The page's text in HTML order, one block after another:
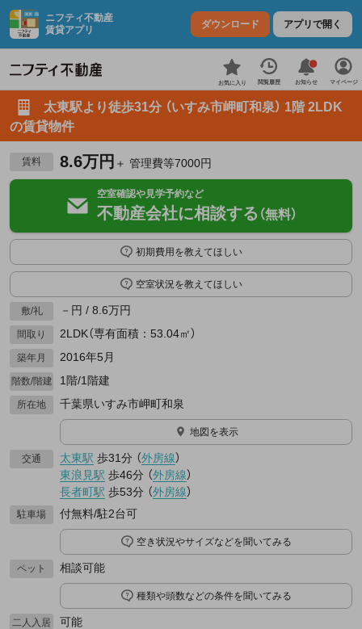
ニフティ不動産
賃貸アプリ
ダウンロード アプリで開く
お気に入り 閲覧履歴 お知らせ マイページ
太東駅より徒歩31分 （いすみ市岬町和泉） 1階 2LDK
の賃貸物件
賃料 8.6万円 ＋ 管理費等7000円
空室確認や見学予約など
不動産会社に相談する （無料）
初期費用を教えてほしい
空室状況を教えてほしい
敷/礼 －円 / 8.6万円
間取り 2LDK（専有面積：53.04㎡）
築年月 2016年5月
階数/階建 1階/1階建
所在地 千葉県いすみ市岬町和泉
地図を表示
交通 太東駅 歩31分 （外房線）
東浪見駅 歩46分 （外房線）
長者町駅 歩53分 （外房線）
駐車場 付無料/駐2台可
空き状況やサイズなどを聞いてみる
ペット 相談可能
種類や頭数などの条件を聞いてみる
二人入居 可能